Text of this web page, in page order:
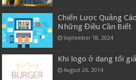
Chiến Lược Quảng
Những Điều Cần Biết
September 18, 2024
Khi logo ở dạng tối
August 26, 2014